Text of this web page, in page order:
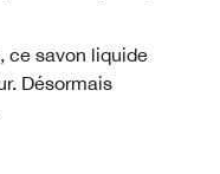
ce savon liquide
Désormais